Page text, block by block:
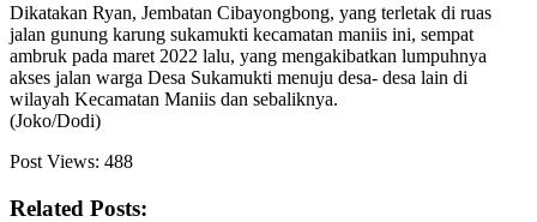
Dikatakan Ryan, Jembatan Cibayongbong, yang terletak di ruas
jalan gunung karung sukamukti kecamatan maniis ini, sempat
ambruk pada maret 2022 lalu, yang mengakibatkan lumpuhnya
akses jalan warga Desa Sukamukti menuju desa- desa lain di
wilayah Kecamatan Maniis dan sebaliknya.
(Joko/Dodi)
Post Views: 488
Related Posts: